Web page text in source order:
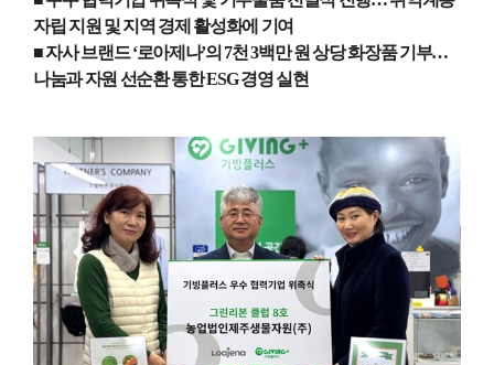
자립 지원 및 지역 경제 활성화에 기여
■자사 브랜드‘로아제나’의 7천 3백만 원 상당 화장품 기부…
나눔과 자원 선순환 통한ESG경영 실현